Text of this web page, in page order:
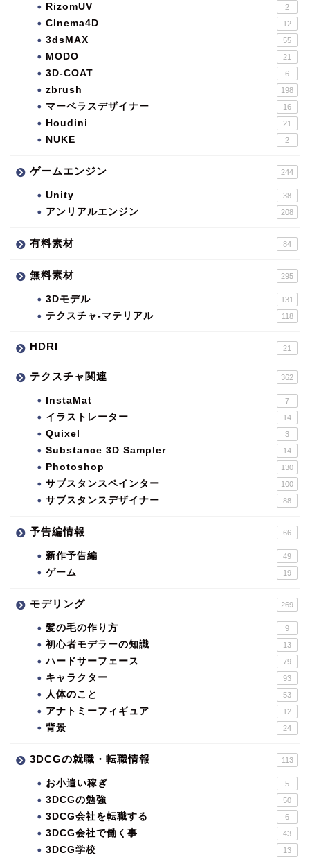
RizomUV 2
CInema4D 12
3dsMAX 55
MODO 21
3D-COAT 6
zbrush 198
マーベラスデザイナー 16
Houdini 21
NUKE 2
ゲームエンジン 244
Unity 38
アンリアルエンジン 208
有料素材 84
無料素材 295
3Dモデル 131
テクスチャ-マテリアル 118
HDRI 21
テクスチャ関連 362
InstaMat 7
イラストレーター 14
Quixel 3
Substance 3D Sampler 14
Photoshop 130
サブスタンスペインター 100
サブスタンスデザイナー 88
予告編情報 66
新作予告編 49
ゲーム 19
モデリング 269
髪の毛の作り方 9
初心者モデラーの知識 13
ハードサーフェース 79
キャラクター 93
人体のこと 53
アナトミーフィギュア 12
背景 24
3DCGの就職・転職情報 113
お小遣い稼ぎ 5
3DCGの勉強 50
3DCG会社を転職する 6
3DCG会社で働く事 43
3DCG学校 13